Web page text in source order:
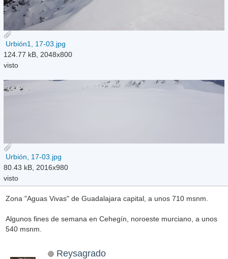
Urbión1, 17-03.jpg
124.77 kB, 2048x800
visto
Urbión, 17-03.jpg
80.43 kB, 2016x980
visto
Zona "Aguas Vivas" de Guadalajara capital, a unos 710 msnm.
Algunos fines de semana en Cehegín, noroeste murciano, a unos
540 msnm.
Reysagrado